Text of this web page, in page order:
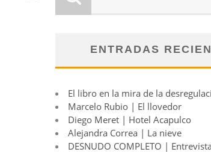
ENTRADAS
El libro en la mira de la
Marcelo Rubio | El llovedor
Diego Meret | Hotel Acapulco
Alejandra Correa | La nieve
DESNUDO COMPLETO |